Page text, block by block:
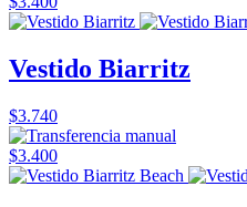
Vestido Biarritz
$3.740
$3.400